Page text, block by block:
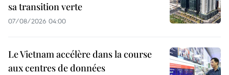
sa transition verte
07/08/2026 04:00
Le Vietnam accélère dans la course
aux centres de données